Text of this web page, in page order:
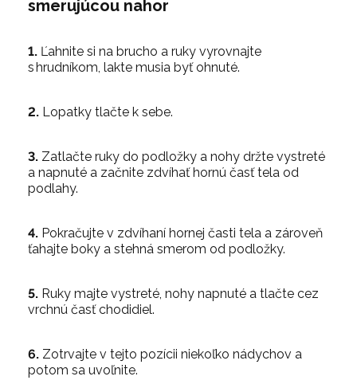
smerujúcou nahor
1. Ľahnite si na brucho a ruky vyrovnajte
s hrudníkom, lakte musia byť ohnuté.
2. Lopatky tlačte k sebe.
3. Zatlačte ruky do podložky a nohy držte vystreté
a napnuté a začnite zdvíhať hornú časť tela od
podlahy.
4. Pokračujte v zdvíhaní hornej časti tela a zároveň
ťahajte boky a stehná smerom od podložky.
5. Ruky majte vystreté, nohy napnuté a tlačte cez
vrchnú časť chodidiel.
6. Zotrvajte v tejto pozícii niekoľko nádychov a
potom sa uvoľnite.